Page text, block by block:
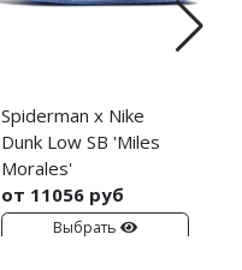
Spiderman x Nike
Dunk Low SB 'Miles
Morales'
от 11056 руб
Выбрать